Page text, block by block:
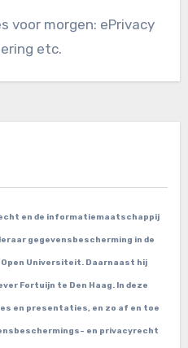
etc.
en de informatiemaatschappij
gegevensbescherming in de
Universiteit. Daarnaast hij
Fortuijn te Den Haag. In deze
en presentaties, en zo af en toe
en privacyrecht